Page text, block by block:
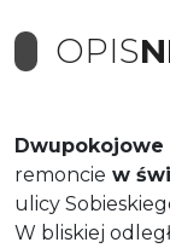
OPIS
Dwupokojowe
remoncie w
ulicy
W bliskiej